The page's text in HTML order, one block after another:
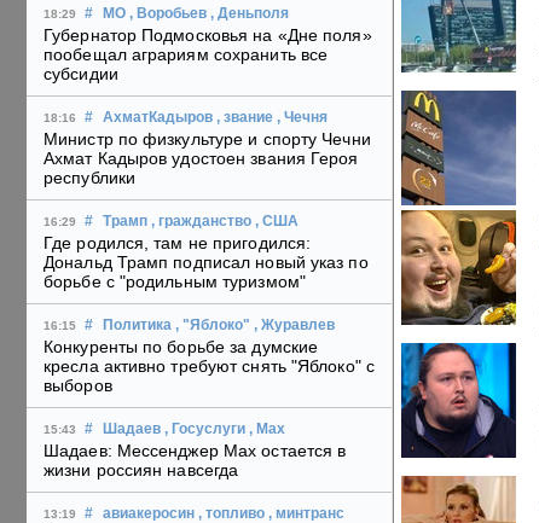
18:29 # МО , Воробьев , Деньполя
Губернатор Подмосковья на «Дне поля»
пообещал аграриям сохранить все
субсидии
18:16 # АхматКадыров , звание , Чечня
Министр по физкультуре и спорту Чечни
Ахмат Кадыров удостоен звания Героя
республики
16:29 # Трамп , гражданство , США
Где родился, там не пригодился:
Дональд Трамп подписал новый указ по
борьбе с "родильным туризмом"
16:15 # Политика , "Яблоко" , Журавлев
Конкуренты по борьбе за думские
кресла активно требуют снять "Яблоко" с
выборов
15:43 # Шадаев , Госуслуги , Max
Шадаев: Мессенджер Max остается в
жизни россиян навсегда
13:19 # авиакеросин , топливо , минтранс